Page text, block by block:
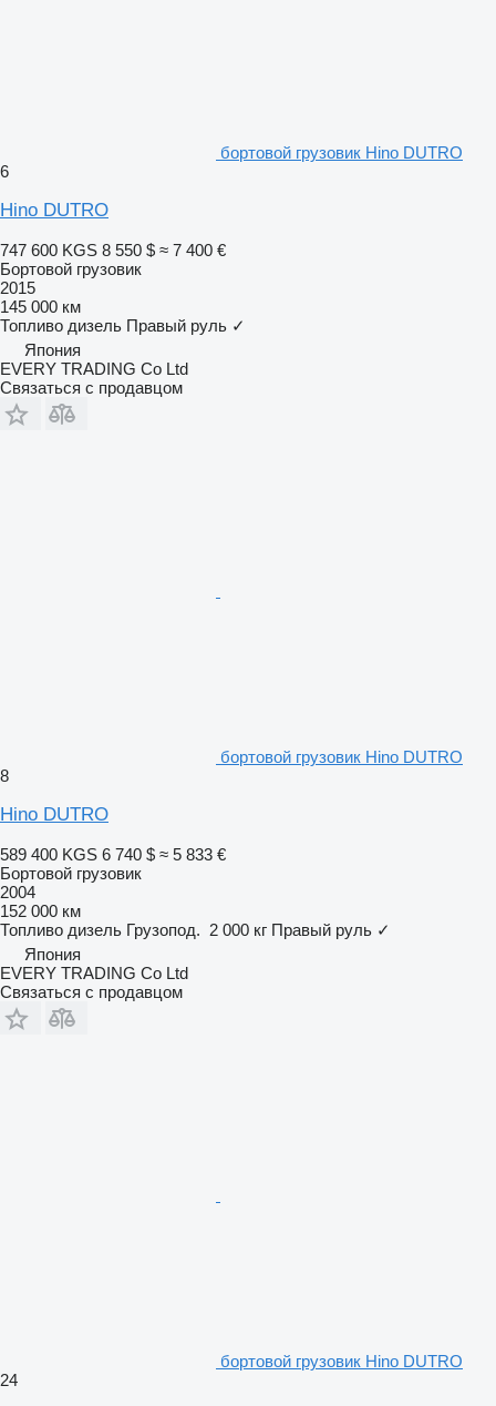
бортовой грузовик Hino DUTRO
6
Hino DUTRO
747 600 KGS 8 550 $ ≈ 7 400 €
Бортовой грузовик
2015
145 000 км
Топливо дизель Правый руль ✓
Япония
EVERY TRADING Co Ltd
Связаться с продавцом
бортовой грузовик Hino DUTRO
8
Hino DUTRO
589 400 KGS 6 740 $ ≈ 5 833 €
Бортовой грузовик
2004
152 000 км
Топливо дизель Грузопод. 2 000 кг Правый руль ✓
Япония
EVERY TRADING Co Ltd
Связаться с продавцом
бортовой грузовик Hino DUTRO
24